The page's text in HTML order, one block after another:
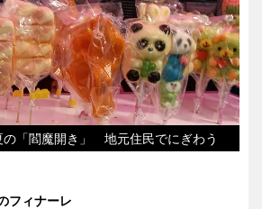
の「閻魔開き」 地元住民でにぎわう
フィナーレ